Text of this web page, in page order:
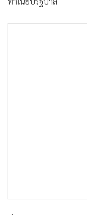
Factcheck
• ญี่ปุ่น